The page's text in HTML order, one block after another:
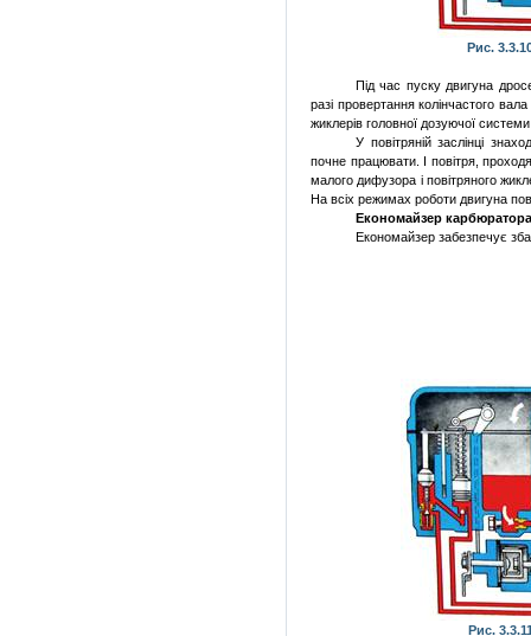
Рис.
Під час пуску двигуна
разі провертання колінчастого вала
жиклерів головної дозуючої системи
У повітряній заслінці
почне працювати. І повітря,
малого дифузора і повітряного
Навсіх режимахроботи двигуна
Економайзер
Економайзер забезпечує
Рис.